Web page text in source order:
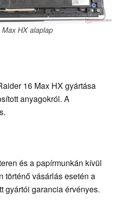
HX alaplap
16 Max HX gyártása
anyagokról. A
és a papírmunkán kívül
történő vásárlás esetén a
gyártói garancia érvényes.